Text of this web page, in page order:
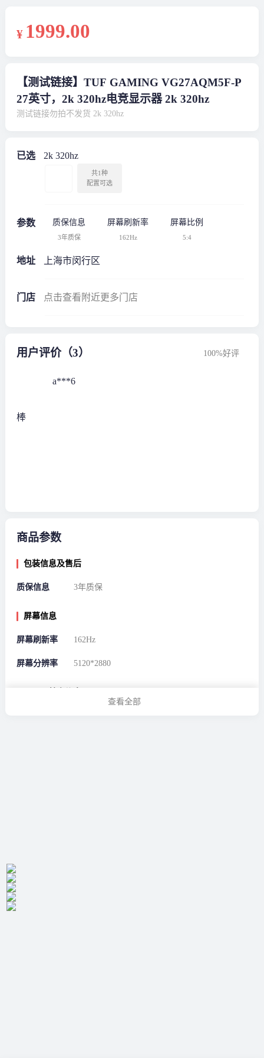
¥ 1999.00
【测试链接】TUF GAMING VG27AQM5F-P
27英寸，2k 320hz电竞显示器 2k 320hz
测试链接勿拍不发货 2k 320hz
已选 2k 320hz
共1种
配置可选
参数 质保信息
3年质保
屏幕刷新率
162Hz
屏幕比例
5:4
地址 上海市闵行区
门店 点击查看附近更多门店
用户评价（3） 100%好评
a***6
棒
商品参数
包装信息及售后
质保信息 3年质保
屏幕信息
屏幕刷新率 162Hz
屏幕分辨率 5120*2880
查看全部